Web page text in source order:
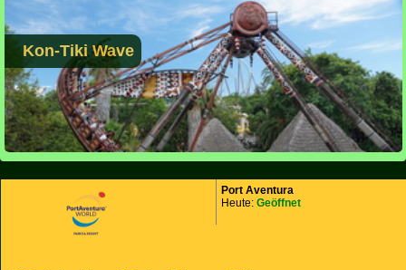
Kon-Tiki Wave
Port Aventura
Heute: Geöffnet